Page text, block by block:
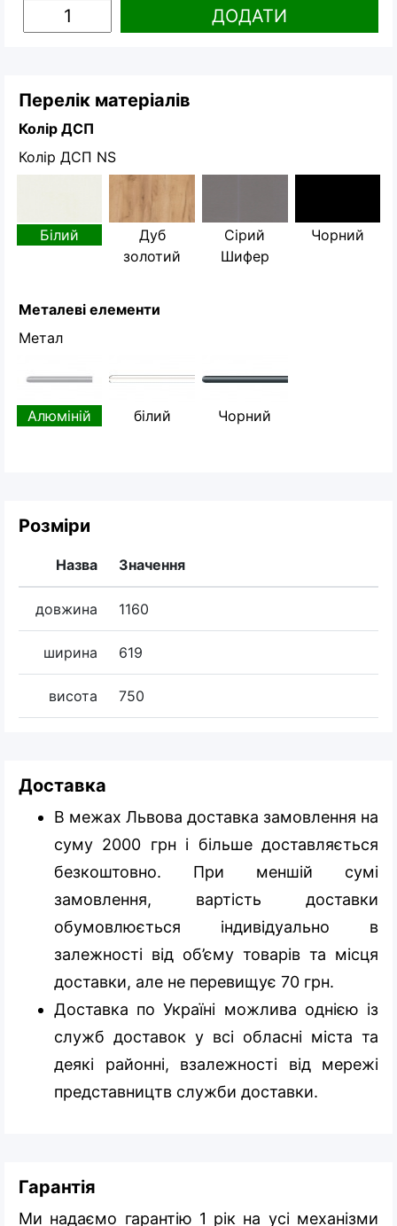
ДОДАТИ
Перелік матеріалів
Колір ДСП
Колір ДСП NS
Білий
Дуб
золотий
Сірий
Шифер
Чорний
Металеві елементи
Метал
Алюміній білий Чорний
Розміри
Назва Значення
довжина 1160
ширина 619
висота 750
Доставка
В межах Львова доставка замовлення на
суму 2000 грн і більше доставляється
безкоштовно. При меншій сумі
замовлення, вартість доставки
обумовлюється індивідуально в
залежності від об’єму товарів та місця
доставки, але не перевищує 70 грн.
Доставка по Україні можлива однією із
служб доставок у всі обласні міста та
деякі районні, взалежності від мережі
представництв служби доставки.
Гарантія
Ми надаємо гарантію 1 рік на усі механізми